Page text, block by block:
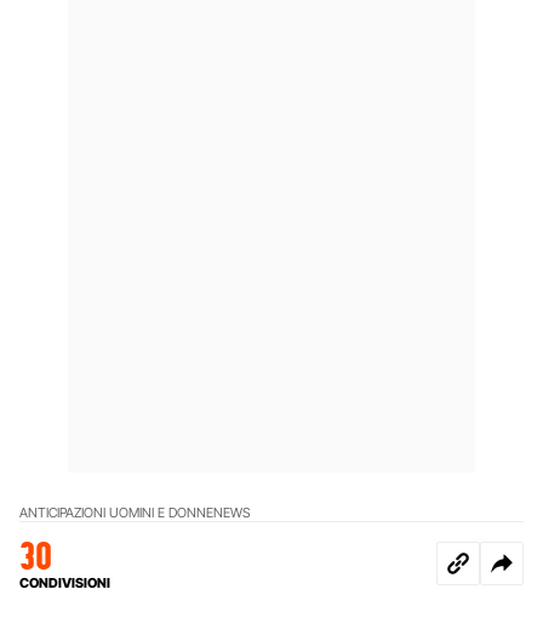
ANTICIPAZIONI UOMINI E DONNENEWS
30
CONDIVISIONI